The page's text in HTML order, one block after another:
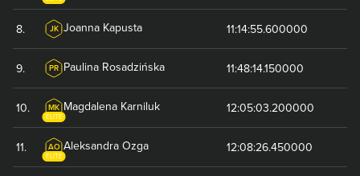
8. JK Joanna Kapusta 11:14:55.600000
9. PR Paulina Rosadzińska 11:48:14.150000
10. MK
ELITE
Magdalena Karniluk 12:05:03.200000
11. AO
ELITE
Aleksandra Ozga 12:08:26.450000